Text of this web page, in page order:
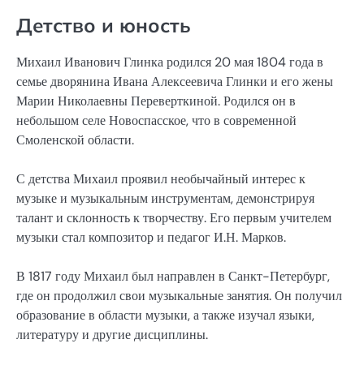
Детство и юность
Михаил Иванович Глинка родился 20 мая 1804 года в
семье дворянина Ивана Алексеевича Глинки и его жены
Марии Николаевны Переверткиной. Родился он в
небольшом селе Новоспасское, что в современной
Смоленской области.
С детства Михаил проявил необычайный интерес к
музыке и музыкальным инструментам, демонстрируя
талант и склонность к творчеству. Его первым учителем
музыки стал композитор и педагог И.Н. Марков.
В 1817 году Михаил был направлен в Санкт-Петербург,
где он продолжил свои музыкальные занятия. Он получил
образование в области музыки, а также изучал языки,
литературу и другие дисциплины.